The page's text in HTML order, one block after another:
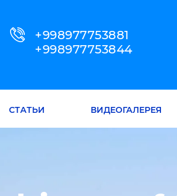
+998977753881
+998977753844
СТАТЬИ ВИДЕОГАЛЕРЕЯ